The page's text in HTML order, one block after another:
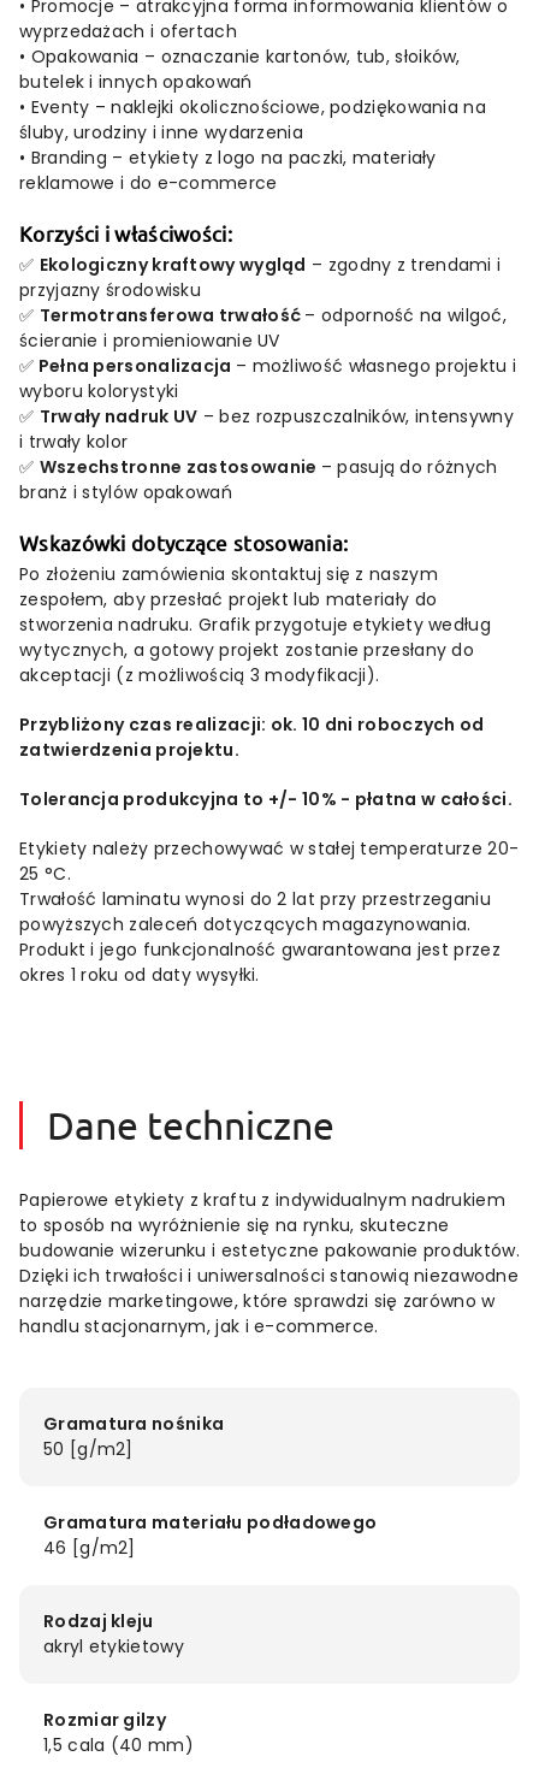
• Promocje – atrakcyjna formainformowania klientów o
wyprzedażach i ofertach
• Opakowania – oznaczanie kartonów, tub,słoików,
butelekiinnychopakowań
• Eventy –naklejkiokolicznościowe,podziękowaniana
śluby,urodziny iinne wydarzenia
• Branding – etykiety zlogo na paczki,materiały
reklamowei do e-commerce
Korzyści iwłaściwości:
✅ Ekologicznykraftowywygląd – zgodny z trendamii
przyjazny środowisku
✅ Termotransferowa trwałość –odpornośćna wilgoć,
ścieranie i promieniowanieUV
✅ Pełna personalizacja – możliwość własnegoprojektu i
wyborukolorystyki
✅ Trwały nadruk UV –bez rozpuszczalników, intensywny
i trwały kolor
✅ Wszechstronne zastosowanie –pasujądoróżnych
branż istylów opakowań
Wskazówkidotyczącestosowania:
Po złożeniu zamówienia skontaktujsię znaszym
zespołem,abyprzesłać projektlub materiały do
stworzenianadruku. Grafikprzygotujeetykietywedług
wytycznych, agotowyprojekt zostanieprzesłanydo
akceptacji (zmożliwością 3modyfikacji).
Przybliżony czas realizacji: ok. 10 dni roboczych od
zatwierdzenia projektu.
Tolerancja produkcyjna to +/-10% - płatna w całości.
Etykiety należy przechowywać w stałej temperaturze 20-
25 °C.
Trwałość laminatu wynosi do 2 lat przy przestrzeganiu
powyższych zaleceń dotyczących magazynowania.
Produkt i jego funkcjonalność gwarantowana jest przez
okres 1 roku od daty wysyłki.
Dane techniczne
Papierowe etykiety z kraftu z indywidualnym nadrukiem
to sposób na wyróżnienie się na rynku, skuteczne
budowanie wizerunku i estetyczne pakowanie produktów.
Dzięki ich trwałości i uniwersalności stanowią niezawodne
narzędzie marketingowe, które sprawdzi się zarówno w
handlu stacjonarnym, jak i e-commerce.
Gramatura nośnika
50 [g/m2]
Gramatura materiału podładowego
46 [g/m2]
Rodzaj kleju
akryl etykietowy
Rozmiar gilzy
1,5 cala (40 mm)